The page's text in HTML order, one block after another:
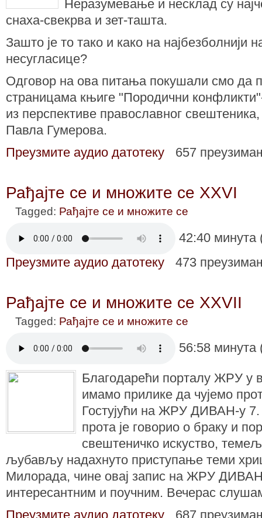
Неразумевање и несклад су
снаха-свекрва и зет-ташта.
Зашто је то тако и како на најбезболнији
несугласице?
Одговор на ова питања покушали смо да
страницама књиге "Породични
из перспективе православног
Павла Гумерова.
Преузмите аудио датотеку
657
Рађајте се и множите се XXVI
Tagged: Рађајте се и множите се
42:40
Преузмите аудио датотеку
473
Рађајте се и множите се XXVII
Tagged: Рађајте се и множите се
56:58
Благодарећи порталу ЖРУ у
имамо прилике да чујемо
Гостујући на ЖРУ ДИВАН-у
прота је говорио о браку и
свештеничко искуство,
љубављу надахнуто приступање теми
Милорада, чине овај запис на ЖРУ
интересантним и поучним. Вечерас
Преузмите аудио датотеку
687